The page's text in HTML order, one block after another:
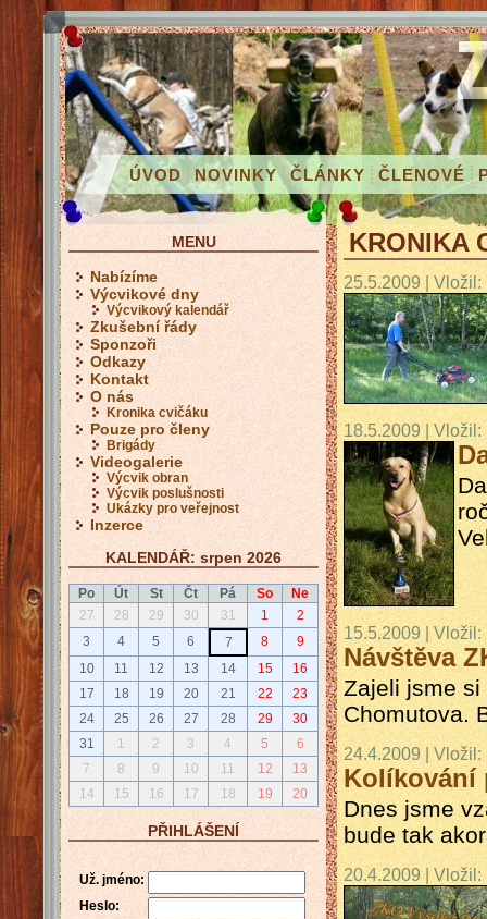
ÚVOD NOVINKY ČLÁNKY ČLENOVÉ
KRONIKA
25.5.2009 | Vložil:
18.5.2009 | Vložil:
15.5.2009 | Vložil:
Návštěva
Zajeli jsme
Chomutova.
24.4.2009 | Vložil:
Kolíkování
Dnes jsme
bude tak
20.4.2009 | Vložil:
MENU
Nabízíme
Výcvikové dny
Výcvikový kalendář
Zkušební řády
Sponzoři
Odkazy
Kontakt
O nás
Kronika cvičáku
Pouze pro členy
Brigády
Videogalerie
Výcvik obran
Výcvik poslušnosti
Ukázky pro veřejnost
Inzerce
KALENDÁŘ: srpen 2026
Po Út St Čt Pá So
Ne
27
28 29 30 31 1
2
3
4 5 6 7 8
9
10
11 12 13 14 15
16
17
18 19 20 21 22
23
24
25 26 27 28 29
30
31
1 2 3 4 5
6
7
8 9 10 11 12
13
14
15 16 17 18 19 20
PŘIHLÁŠENÍ
Už. jméno:
Heslo: